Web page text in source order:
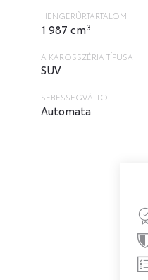
HENGERŰRTARTALOM
1 987 cm3
A KAROSSZÉRIA TÍPUSA
SUV
SEBESSÉGVÁLTÓ
Automata